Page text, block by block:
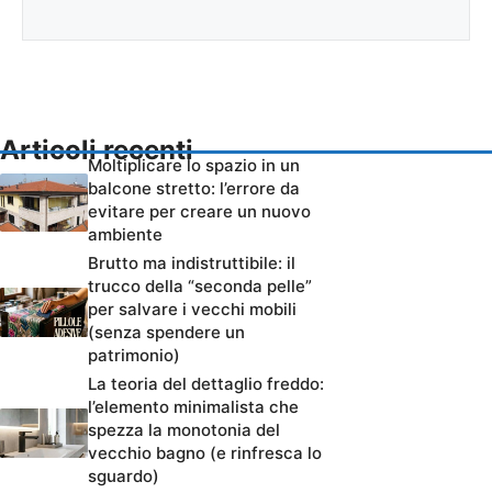
Articoli recenti
Moltiplicare lo spazio in un
balcone stretto: l’errore da
evitare per creare un nuovo
ambiente
Brutto ma indistruttibile: il
trucco della “seconda pelle”
per salvare i vecchi mobili
(senza spendere un
patrimonio)
La teoria del dettaglio freddo:
l’elemento minimalista che
spezza la monotonia del
vecchio bagno (e rinfresca lo
sguardo)